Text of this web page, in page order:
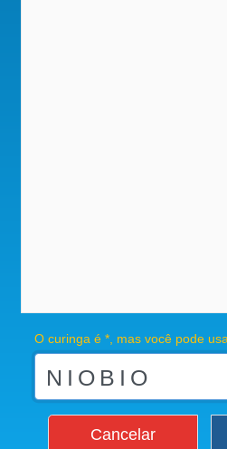
O curinga é *, mas você pode
Cancelar